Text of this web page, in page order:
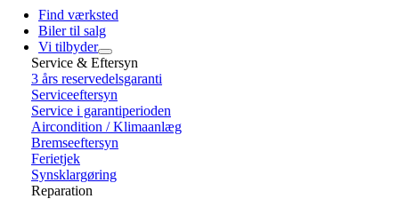
Find værksted
Biler til salg
Vi tilbyder
Service & Eftersyn
3 års reservedelsgaranti
Serviceeftersyn
Service i garantiperioden
Aircondition / Klimaanlæg
Bremseeftersyn
Ferietjek
Synsklargøring
Reparation